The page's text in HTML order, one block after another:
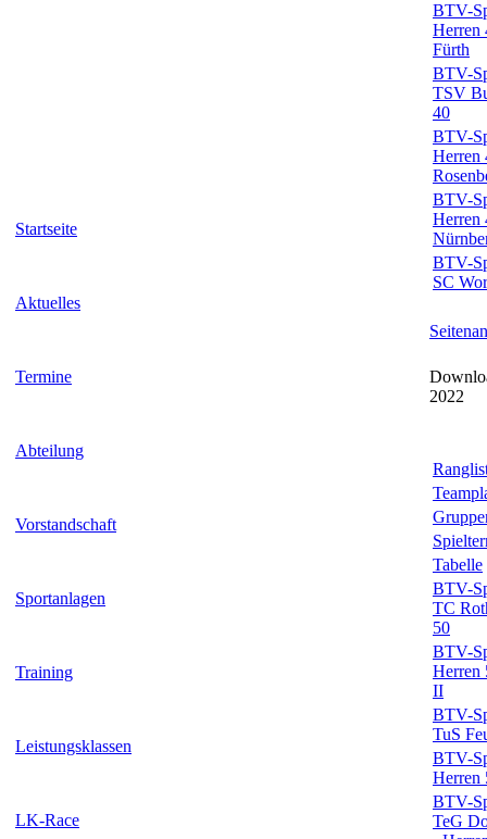
Startseite
Aktuelles
Termine
Abteilung
Vorstandschaft
Sportanlagen
Training
Leistungsklassen
LK-Race
BTV-
Herren
Fürth
BTV-
TSV
40
BTV-
Herren
BTV-
Herren
BTV-
SC
2022
Tabelle
BTV-
TC
50
BTV-
Herren
II
BTV-
TuS
BTV-
Herren
BTV-
TeG